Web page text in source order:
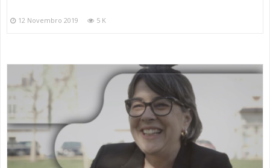
12 Novembro 2019 5 K